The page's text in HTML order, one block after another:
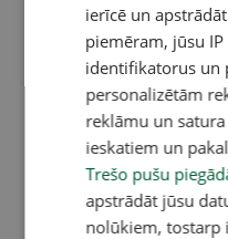
ierīcē un
piemēram, jūsu
identifikatorus un
personalizētām
reklāmu un
ieskatiem un
Trešo pušu
apstrādāt jūsu
nolūkiem, tostarp